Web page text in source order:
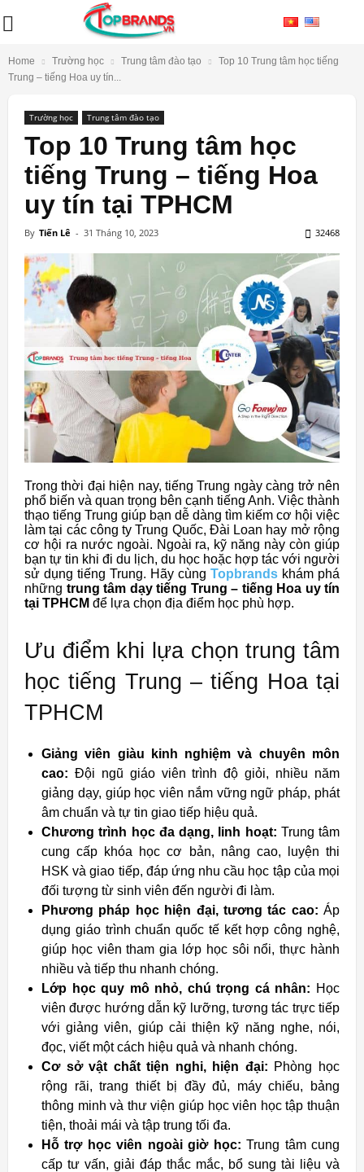
Home Trường học Trung tâm đào tạo
Top 10 Trung tâm học tiếng
Trung – tiếng Hoa uy tín...
Trường học Trung tâm đào tạo
Top 10 Trung tâm học
tiếng Trung – tiếng Hoa
uy tín tại TPHCM
By Tiến Lê - 31 Tháng 10, 2023 32468
Trong thời đại hiện nay, tiếng Trung ngày càng trở nên
phổ biến và quan trọng bên cạnh tiếng Anh. Việc thành
thạo tiếng Trung giúp bạn dễ dàng tìm kiếm cơ hội việc
làm tại các công ty Trung Quốc, Đài Loan hay mở rộng
cơ hội ra nước ngoài. Ngoài ra, kỹ năng này còn giúp
bạn tự tin khi đi du lịch, du học hoặc hợp tác với người
sử dụng tiếng Trung. Hãy cùng Topbrands khám phá
những trung tâm dạy tiếng Trung – tiếng Hoa uy tín
tại TPHCM để lựa chọn địa điểm học phù hợp.
Ưu điểm khi lựa chọn trung tâm
học tiếng Trung – tiếng Hoa tại
TPHCM
Giảng viên giàu kinh nghiệm và chuyên môn
cao: Đội ngũ giáo viên trình độ giỏi, nhiều năm
giảng dạy, giúp học viên nắm vững ngữ pháp, phát
âm chuẩn và tự tin giao tiếp hiệu quả.
Chương trình học đa dạng, linh hoạt: Trung tâm
cung cấp khóa học cơ bản, nâng cao, luyện thi
HSK và giao tiếp, đáp ứng nhu cầu học tập của mọi
đối tượng từ sinh viên đến người đi làm.
Phương pháp học hiện đại, tương tác cao: Áp
dụng giáo trình chuẩn quốc tế kết hợp công nghệ,
giúp học viên tham gia lớp học sôi nổi, thực hành
nhiều và tiếp thu nhanh chóng.
Lớp học quy mô nhỏ, chú trọng cá nhân: Học
viên được hướng dẫn kỹ lưỡng, tương tác trực tiếp
với giảng viên, giúp cải thiện kỹ năng nghe, nói,
đọc, viết một cách hiệu quả và nhanh chóng.
Cơ sở vật chất tiện nghi, hiện đại: Phòng học
rộng rãi, trang thiết bị đầy đủ, máy chiếu, bảng
thông minh và thư viện giúp học viên học tập thuận
tiện, thoải mái và tập trung tối đa.
Hỗ trợ học viên ngoài giờ học: Trung tâm cung
cấp tư vấn, giải đáp thắc mắc, bổ sung tài liệu và